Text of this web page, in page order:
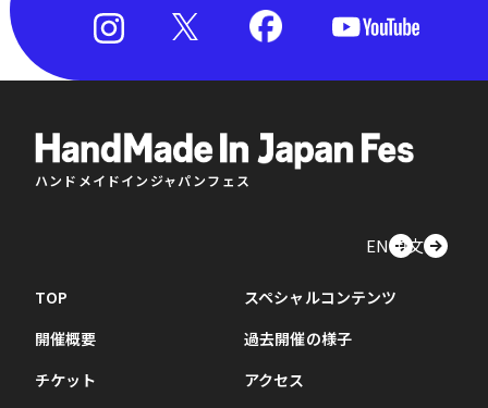
ハンドメイドインジャパンフェス
EN中文
TOP
開催概要
チケット
スペシャルコンテンツ
過去開催の様子
アクセス